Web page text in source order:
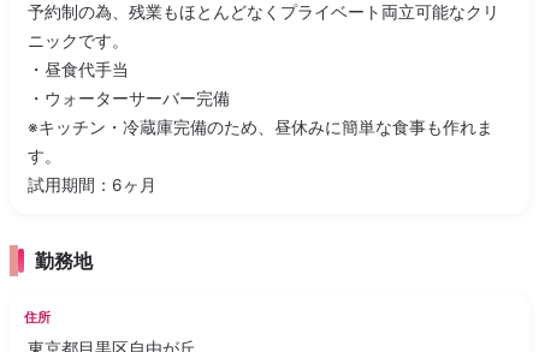
予約制の為、残業もほとんどなくプライベート両立可能なクリ
ニックです。
・昼食代手当
・ウォーターサーバー完備
※キッチン・冷蔵庫完備のため、昼休みに簡単な食事も作れま
す。
試用期間：6ヶ月
勤務地
住所